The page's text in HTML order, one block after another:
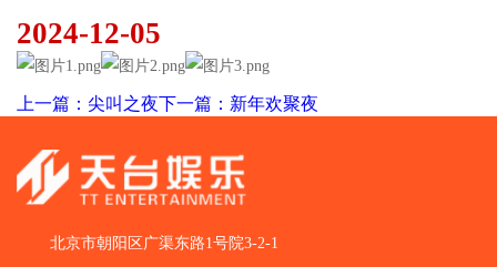
2024-12-05
上一篇：尖叫之夜下一篇：新年欢聚夜
北京市朝阳区广渠东路1号院3-2-1